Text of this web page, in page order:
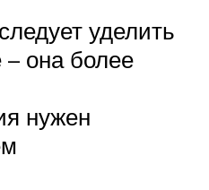
уделить
она более
нужен